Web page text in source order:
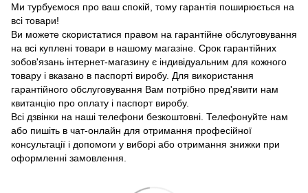
Ми турбуємося про ваш спокій, тому гарантія поширюється на
всі товари!
Ви можете скористатися правом на гарантійне обслуговування
на всі куплені товари в нашому магазіне. Срок гарантійних
зобов'язань інтернет-магазину є індивідуальним для кожного
товару і вказано в паспорті виробу. Для використання
гарантійного обслуговування Вам потрібно пред'явити нам
квитанцію про оплату і паспорт виробу.
Всі дзвінки на наші телефони безкоштовні. Телефонуйте нам
або пишіть в чат-онлайн для отримання професійної
консультації і допомоги у виборі або отримання знижки при
оформленні замовлення.